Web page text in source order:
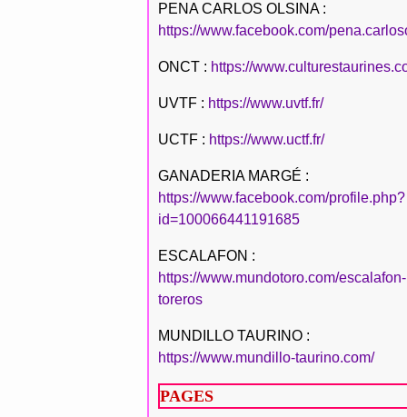
PENA CARLOS OLSINA :
https://www.facebook.com/
ONCT : https://
UVTF : https://www.uvtf.fr/
UCTF : https://www.uctf.fr/
GANADERIA MARGÉ :
https://www.facebook.com/profile.php?
id=100066441191685
ESCALAFON :
https://www.mundotoro.com/escalafon-
toreros
MUNDILLO TAURINO :
https://www.mundillo-taurino.com/
PAGES